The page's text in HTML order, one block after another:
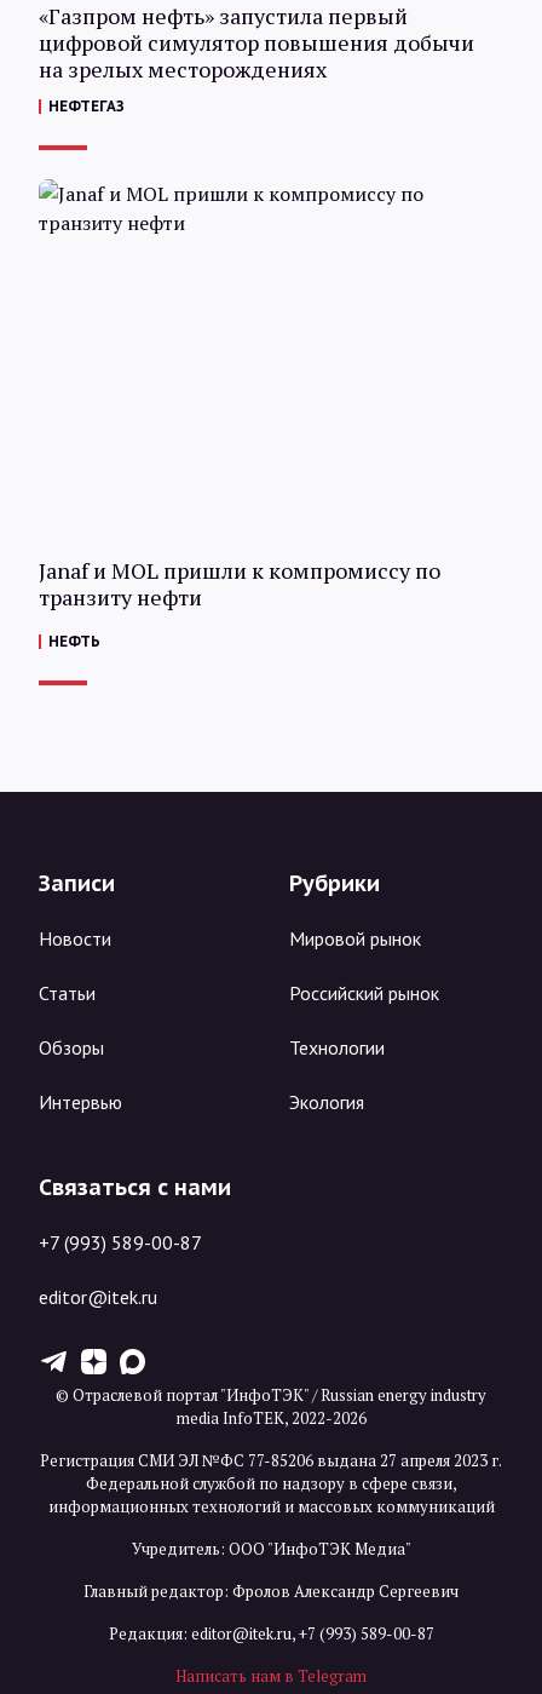
«Газпром нефть» запустила первый
цифровой симулятор повышения добычи
на зрелых месторождениях
НЕФТЕГАЗ
Janaf и MOL пришли к компромиссу по
транзиту нефти
НЕФТЬ
Записи
Новости
Статьи
Обзоры
Интервью
Рубрики
Мировой рынок
Российский рынок
Технологии
Экология
Связаться с нами
+7 (993) 589-00-87
editor@itek.ru
T Z X
© Отраслевой портал "ИнфоТЭК" / Russian energy industry
media InfoTEK, 2022-2026
Регистрация СМИ ЭЛ №ФС 77-85206 выдана 27 апреля 2023 г.
Федеральной службой по надзору в сфере связи,
информационных технологий и массовых коммуникаций
Учредитель: ООО "ИнфоТЭК Медиа"
Главный редактор: Фролов Александр Сергеевич
Редакция: editor@itek.ru,+7 (993) 589-00-87
Написать нам в Telegram